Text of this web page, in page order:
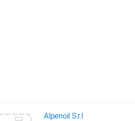
Alpenoil S.r.l